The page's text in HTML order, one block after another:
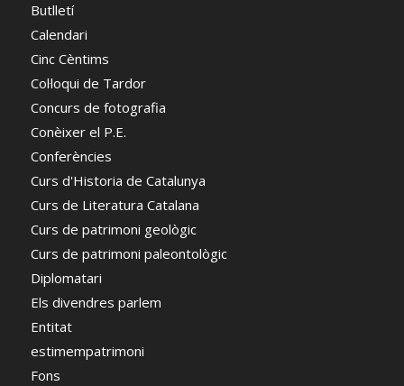
Butlletí
Calendari
Cinc Cèntims
Col·loqui de Tardor
Concurs de fotografia
Conèixer el P.E.
Conferències
Curs d'Historia de Catalunya
Curs de Literatura Catalana
Curs de patrimoni geològic
Curs de patrimoni paleontològic
Diplomatari
Els divendres parlem
Entitat
estimempatrimoni
Fons